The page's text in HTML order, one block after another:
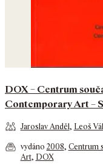
DOX – Centrum
Contemporary Art –
Jaroslav Anděl, Leoš
vydáno 2008, Centrum
Art, DOX